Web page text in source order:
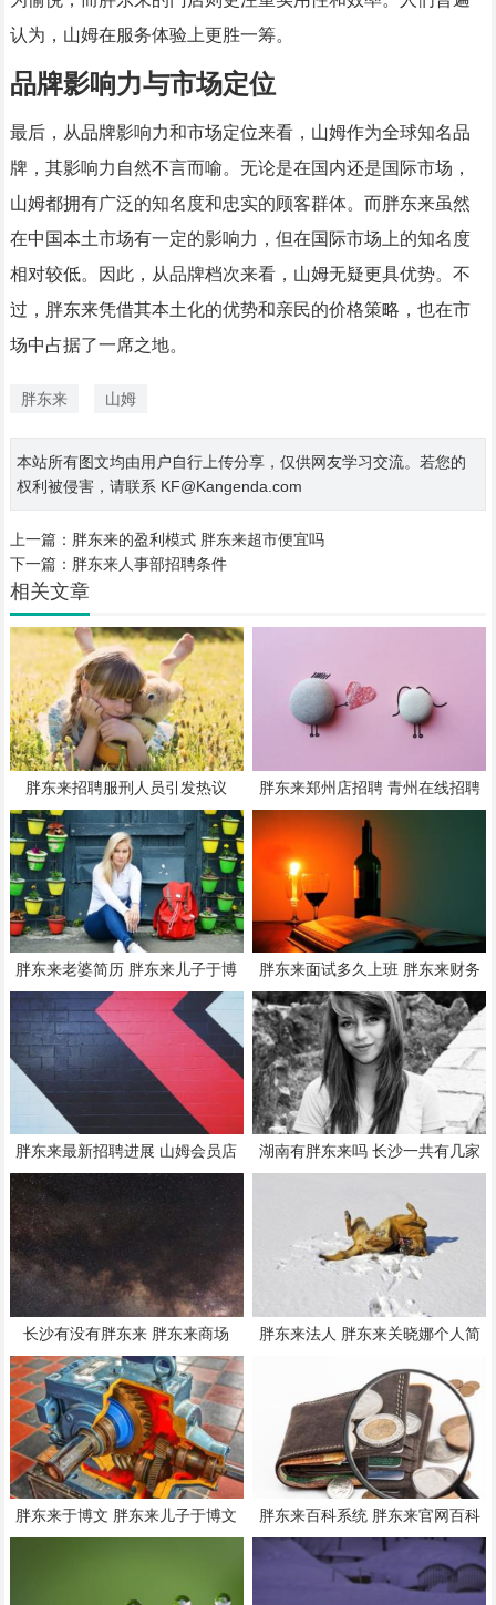
认为，山姆在服务体验上更胜一筹。
品牌影响力与市场定位
最后，从品牌影响力和市场定位来看，山姆作为全球知名品
牌，其影响力自然不言而喻。无论是在国内还是国际市场，
山姆都拥有广泛的知名度和忠实的顾客群体。而胖东来虽然
在中国本土市场有一定的影响力，但在国际市场上的知名度
相对较低。因此，从品牌档次来看，山姆无疑更具优势。不
过，胖东来凭借其本土化的优势和亲民的价格策略，也在市
场中占据了一席之地。
胖东来 山姆
本站所有图文均由用户自行上传分享，仅供网友学习交流。若您的
权利被侵害，请联系 KF@Kangenda.com
上一篇： 胖东来的盈利模式 胖东来超市便宜吗
下一篇： 胖东来人事部招聘条件
相关文章
胖东来招聘服刑人员引发热议
胖东来郑州店招聘 青州在线招聘
最新消息
胖东来老婆简历 胖东来儿子于博
文简历
胖东来面试多久上班 胖东来财务
报表
胖东来最新招聘进展 山姆会员店
招聘信息
湖南有胖东来吗 长沙一共有几家
胖东来
长沙有没有胖东来 胖东来商场
胖东来法人 胖东来关晓娜个人简
胖东来于博文 胖东来儿子于博文
简历
胖东来百科系统 胖东来官网百科